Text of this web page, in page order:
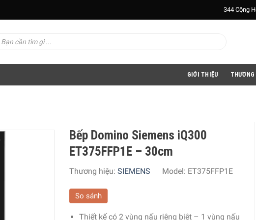
344 Cộng
GIỚI THIỆU THƯƠNG
Bếp Domino Siemens iQ300
ET375FFP1E – 30cm
Thương hiệu: SIEMENS Model: ET375FFP1E
So sánh
Thiết kế có 2 vùng nấu riêng biệt – 1 vùng nấu